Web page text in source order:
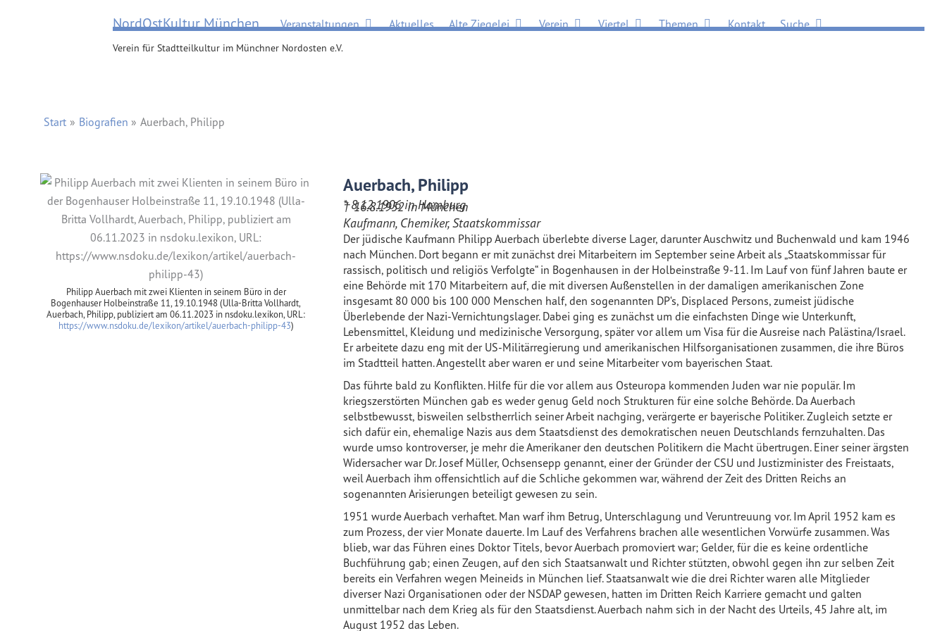
NordOstKultur München Veranstaltungen Öffne Veranstaltungen
Aktuelles Alte Ziegelei Öffne Alte Ziegelei
Verein Öffne Verein
Viertel Öffne Viertel
Themen Öffne Themen
Kontakt Suche Öffne Suche
Verein für Stadtteilkultur im Münchner Nordosten e.V.
Start Biografien Auerbach, Philipp
Philipp Auerbach mit zwei Klienten in seinem Büro in der
Bogenhauser Holbeinstraße 11, 19.10.1948 (Ulla-Britta Vollhardt,
Auerbach, Philipp, publiziert am 06.11.2023 in nsdoku.lexikon, URL:
https://www.nsdoku.de/lexikon/artikel/auerbach-philipp-43)
Auerbach, Philipp
* 8.12.1906 in Hamburg
† 16.8.1952 in München
Kaufmann, Chemiker, Staatskommissar
Der jüdische Kaufmann Philipp Auerbach überlebte diverse Lager, darunter Auschwitz und Buchenwald und kam 1946
nach München. Dort begann er mit zunächst drei Mitarbeitern im September seine Arbeit als „Staatskommissar für
rassisch, politisch und religiös Verfolgte“ in Bogenhausen in der Holbeinstraße 9-11. Im Lauf von fünf Jahren baute er
eine Behörde mit 170 Mitarbeitern auf, die mit diversen Außenstellen in der damaligen amerikanischen Zone
insgesamt 80 000 bis 100 000 Menschen half, den sogenannten DP‘s, Displaced Persons, zumeist jüdische
Überlebende der Nazi-Vernichtungslager. Dabei ging es zunächst um die einfachsten Dinge wie Unterkunft,
Lebensmittel, Kleidung und medizinische Versorgung, später vor allem um Visa für die Ausreise nach Palästina/Israel.
Er arbeitete dazu eng mit der US-Militärregierung und amerikanischen Hilfsorganisationen zusammen, die ihre Büros
im Stadtteil hatten. Angestellt aber waren er und seine Mitarbeiter vom bayerischen Staat.
Das führte bald zu Konflikten. Hilfe für die vor allem aus Osteuropa kommenden Juden war nie populär. Im
kriegszerstörten München gab es weder genug Geld noch Strukturen für eine solche Behörde. Da Auerbach
selbstbewusst, bisweilen selbstherrlich seiner Arbeit nachging, verärgerte er bayerische Politiker. Zugleich setzte er
sich dafür ein, ehemalige Nazis aus dem Staatsdienst des demokratischen neuen Deutschlands fernzuhalten. Das
wurde umso kontroverser, je mehr die Amerikaner den deutschen Politikern die Macht übertrugen. Einer seiner ärgsten
Widersacher war Dr. Josef Müller, Ochsensepp genannt, einer der Gründer der CSU und Justizminister des Freistaats,
weil Auerbach ihm offensichtlich auf die Schliche gekommen war, während der Zeit des Dritten Reichs an
sogenannten Arisierungen beteiligt gewesen zu sein.
1951 wurde Auerbach verhaftet. Man warf ihm Betrug, Unterschlagung und Veruntreuung vor. Im April 1952 kam es
zum Prozess, der vier Monate dauerte. Im Lauf des Verfahrens brachen alle wesentlichen Vorwürfe zusammen. Was
blieb, war das Führen eines Doktor Titels, bevor Auerbach promoviert war; Gelder, für die es keine ordentliche
Buchführung gab; einen Zeugen, auf den sich Staatsanwalt und Richter stützten, obwohl gegen ihn zur selben Zeit
bereits ein Verfahren wegen Meineids in München lief. Staatsanwalt wie die drei Richter waren alle Mitglieder
diverser Nazi Organisationen oder der NSDAP gewesen, hatten im Dritten Reich Karriere gemacht und galten
unmittelbar nach dem Krieg als für den Staatsdienst. Auerbach nahm sich in der Nacht des Urteils, 45 Jahre alt, im
August 1952 das Leben.